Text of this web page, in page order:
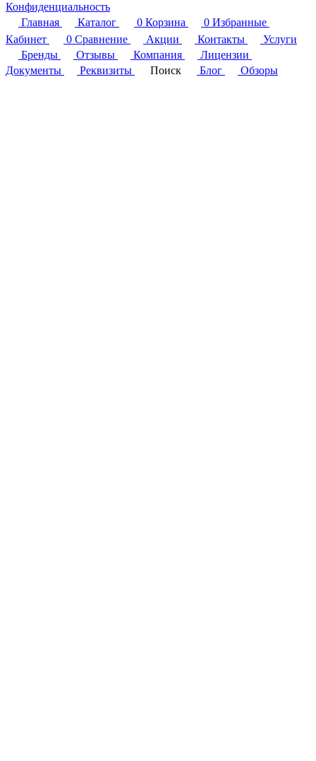
Конфиденциальность
Главная
Каталог 0 Корзина 0 Избранные
Кабинет
0 Сравнение Акции Контакты
Услуги
Бренды
Отзывы Компания
Лицензии
Документы
Реквизиты Поиск Блог Обзоры